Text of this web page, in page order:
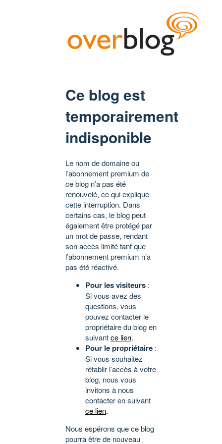
Ce blog est
temporairement
indisponible
Le nom de domaine ou
l’abonnement premium de
ce blog n’a pas été
renouvelé, ce qui explique
cette interruption. Dans
certains cas, le blog peut
également être protégé par
un mot de passe, rendant
son accès limité tant que
l’abonnement premium n’a
pas été réactivé.
Pour les visiteurs :
Si vous avez des
questions, vous
pouvez contacter le
propriétaire du blog en
suivantce lien.
Pour le propriétaire :
Si vous souhaitez
rétablir l’accès à votre
blog, nous vous
invitons à nous
contacter en suivant
ce lien.
Nous espérons que ce blog
pourra être de nouveau